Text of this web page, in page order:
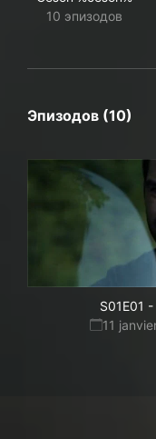
10 эпизодов
Эпизодов (10)
S01E01 -
11